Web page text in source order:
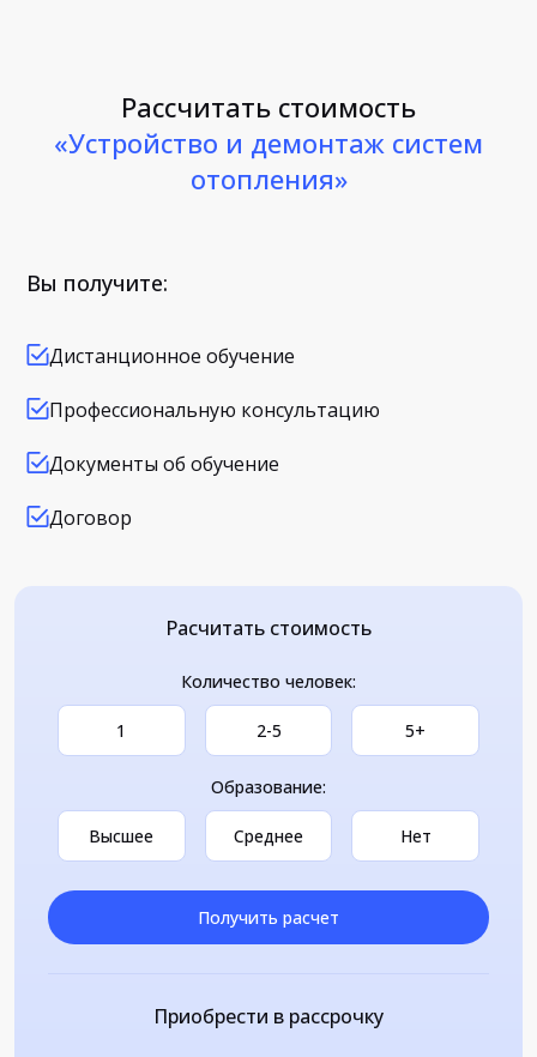
Рассчитать стоимость
«Устройство и демонтаж систем
отопления»
Вы получите:
Дистанционное обучение
Профессиональную консультацию
Документы об обучение
Договор
Расчитать стоимость
Количество человек:
1 2-5 5+
Образование:
Высшее Среднее Нет
Получить расчет
Приобрести в рассрочку